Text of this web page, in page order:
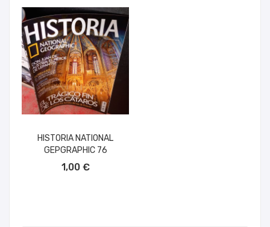
HISTORIA NATIONAL
GEPGRAPHIC 76
1,00 €